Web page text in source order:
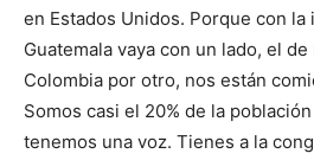
en Estados Unidos. Porque con la
Guatemala vaya con un lado, el
Colombia por otro, nos están
Somos casi el 20% de la
tenemos una voz. Tienes a la